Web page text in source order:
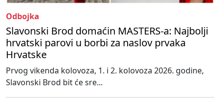
Odbojka
Slavonski Brod domaćin MASTERS-a: Najbolji
hrvatski parovi u borbi za naslov prvaka
Hrvatske
Prvog vikenda kolovoza, 1. i 2. kolovoza 2026. godine,
Slavonski Brod bit će sre...